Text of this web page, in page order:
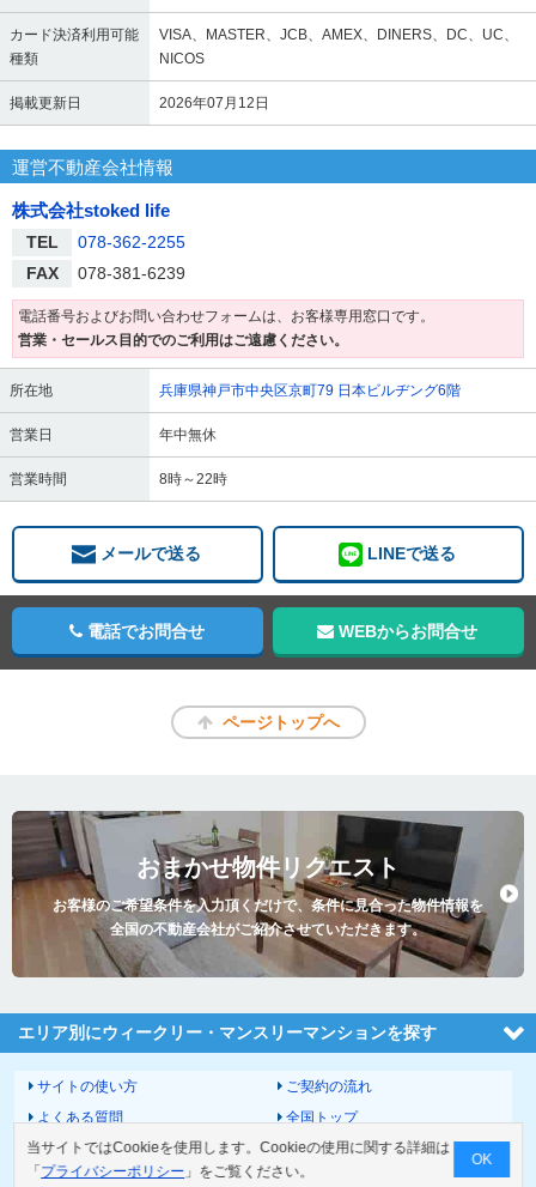
カード決済利用可能
種類
VISA、MASTER、JCB、AMEX、DINERS、DC、UC、
NICOS
掲載更新日 2026年07月12日
運営不動産会社情報
株式会社stoked life
TEL
078-362-2255
FAX
078-381-6239
電話番号およびお問い合わせフォームは、お客様専用窓口です。
営業・セールス目的でのご利用はご遠慮ください。
所在地 兵庫県神戸市中央区京町79 日本ビルヂング6階
営業日 年中無休
営業時間 8時～22時
メールで送る LINEで送る
電話でお問合せ WEBからお問合せ
ページトップへ
おまかせ物件リクエスト
お客様のご希望条件を入力頂くだけで、条件に見合った物件情報を
全国の不動産会社がご紹介させていただきます。
エリア別にウィークリー・マンスリーマンションを探す
サイトの使い方
ご契約の流れ
よくある質問
全国トップ
サイトマップ
運営会社
お問い合わせ
個人情報の取扱いについて
当サイトではCookieを使用します。Cookieの使用に関する詳細は
「 プライバシーポリシー 」をご覧ください。
OK